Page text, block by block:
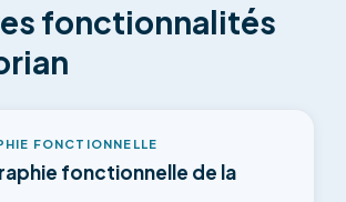
fonctionnalités
FONCTIONNELLE
fonctionnelle de la